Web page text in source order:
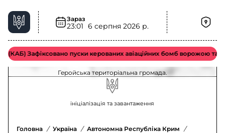
Зараз
23:01 6 серпня 2026 р.
Зафіксовано пуски керованих авіаційних бомб ворожою
Електроенергія у Геройська територіальна
громада – актуальна ситуація
Оновлення щодо відключення електроенергії у
Геройська територіальна громада.
ініціалізація та завантаження
Головна / Україна / Автономна Республіка Крим /